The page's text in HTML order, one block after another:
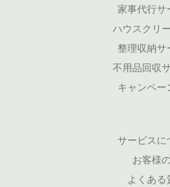
家事代行サ
ハウスクリ
整理収納サ
不用品回収
キャンペー
サービスに
お客様
よくある